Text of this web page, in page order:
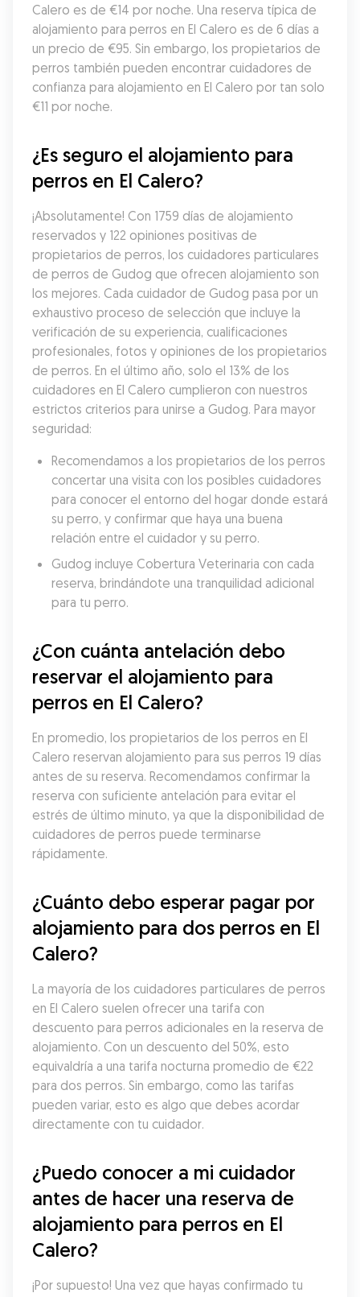
Calero es de €14 por noche. Una reserva típica de
alojamiento para perros en El Calero es de 6 días a
un precio de €95. Sin embargo, los propietarios de
perros también pueden encontrar cuidadores de
confianza para alojamiento en El Calero por tan solo
€11 por noche.
¿Es seguro el alojamiento para
perros en El Calero?
¡Absolutamente! Con 1759 días de alojamiento
reservados y 122 opiniones positivas de
propietarios de perros, los cuidadores particulares
de perros de Gudog que ofrecen alojamiento son
los mejores. Cada cuidador de Gudog pasa por un
exhaustivo proceso de selección que incluye la
verificación de su experiencia, cualificaciones
profesionales, fotos y opiniones de los propietarios
de perros. En el último año, solo el 13% de los
cuidadores en El Calero cumplieron con nuestros
estrictos criterios para unirse a Gudog. Para mayor
seguridad:
Recomendamos a los propietarios de los perros
concertar una visita con los posibles cuidadores
para conocer el entorno del hogar donde estará
su perro, y confirmar que haya una buena
relación entre el cuidador y su perro.
Gudog incluye Cobertura Veterinaria con cada
reserva, brindándote una tranquilidad adicional
para tu perro.
¿Con cuánta antelación debo
reservar el alojamiento para
perros en El Calero?
En promedio, los propietarios de los perros en El
Calero reservan alojamiento para sus perros 19 días
antes de su reserva. Recomendamos confirmar la
reserva con suficiente antelación para evitar el
estrés de último minuto, ya que la disponibilidad de
cuidadores de perros puede terminarse
rápidamente.
¿Cuánto debo esperar pagar por
alojamiento para dos perros en El
Calero?
La mayoría de los cuidadores particulares de perros
en El Calero suelen ofrecer una tarifa con
descuento para perros adicionales en la reserva de
alojamiento. Con un descuento del 50%, esto
equivaldría a una tarifa nocturna promedio de €22
para dos perros. Sin embargo, como las tarifas
pueden variar, esto es algo que debes acordar
directamente con tu cuidador.
¿Puedo conocer a mi cuidador
antes de hacer una reserva de
alojamiento para perros en El
Calero?
¡Por supuesto! Una vez que hayas confirmado tu